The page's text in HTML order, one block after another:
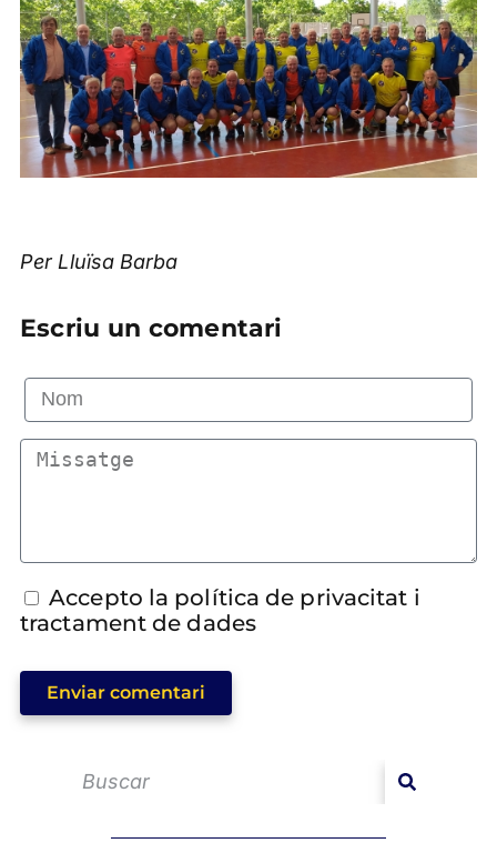
Per Lluïsa Barba
Escriu un comentari
Accepto la política de privacitat i
tractament de dades
Enviar comentari